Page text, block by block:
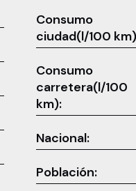
Consumo
ciudad(l/100
Consumo
carretera(l/100
km):
Nacional:
Población: